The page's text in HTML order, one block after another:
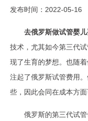
发布时间：2022-05-16
去俄罗斯做试管婴儿
技术，尤其如今第三代
现了生育的梦想。也随
注起了俄罗斯试管费用
些，因此会同在成本方
俄罗斯的第三代试